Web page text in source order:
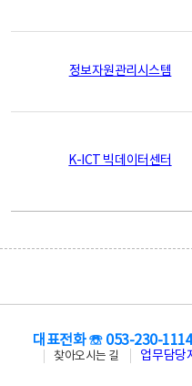
정보자원관리시스템
K-ICT 빅데이터센터
대표전화 ☏ 053-230-1114
찾아오시는 길
업무담당